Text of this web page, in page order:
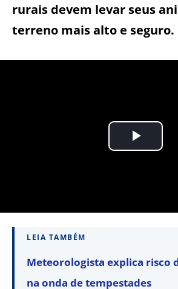
rurais devem levar seus
terreno mais alto e seguro.
LEIA TAMBÉM
Meteorologista explica risco
na onda de tempestades